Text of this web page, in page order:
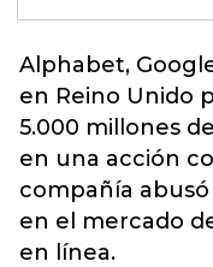
Alphabet,
en Reino Unido
5.000 millones
en una acción
compañía
en el mercado
en línea.